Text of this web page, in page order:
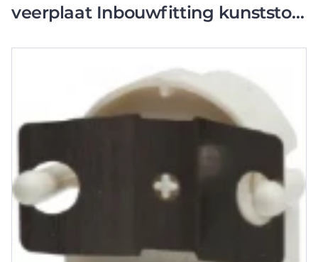
veerplaat Inbouwfitting kunststof